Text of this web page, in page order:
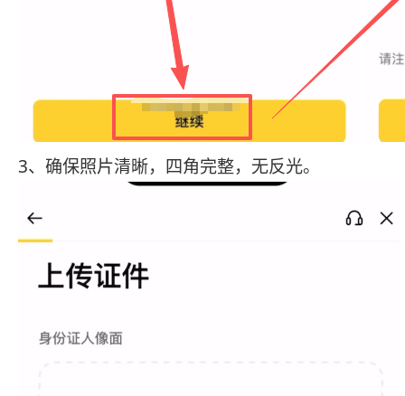
3、确保照片清晰，四角完整，无反光。